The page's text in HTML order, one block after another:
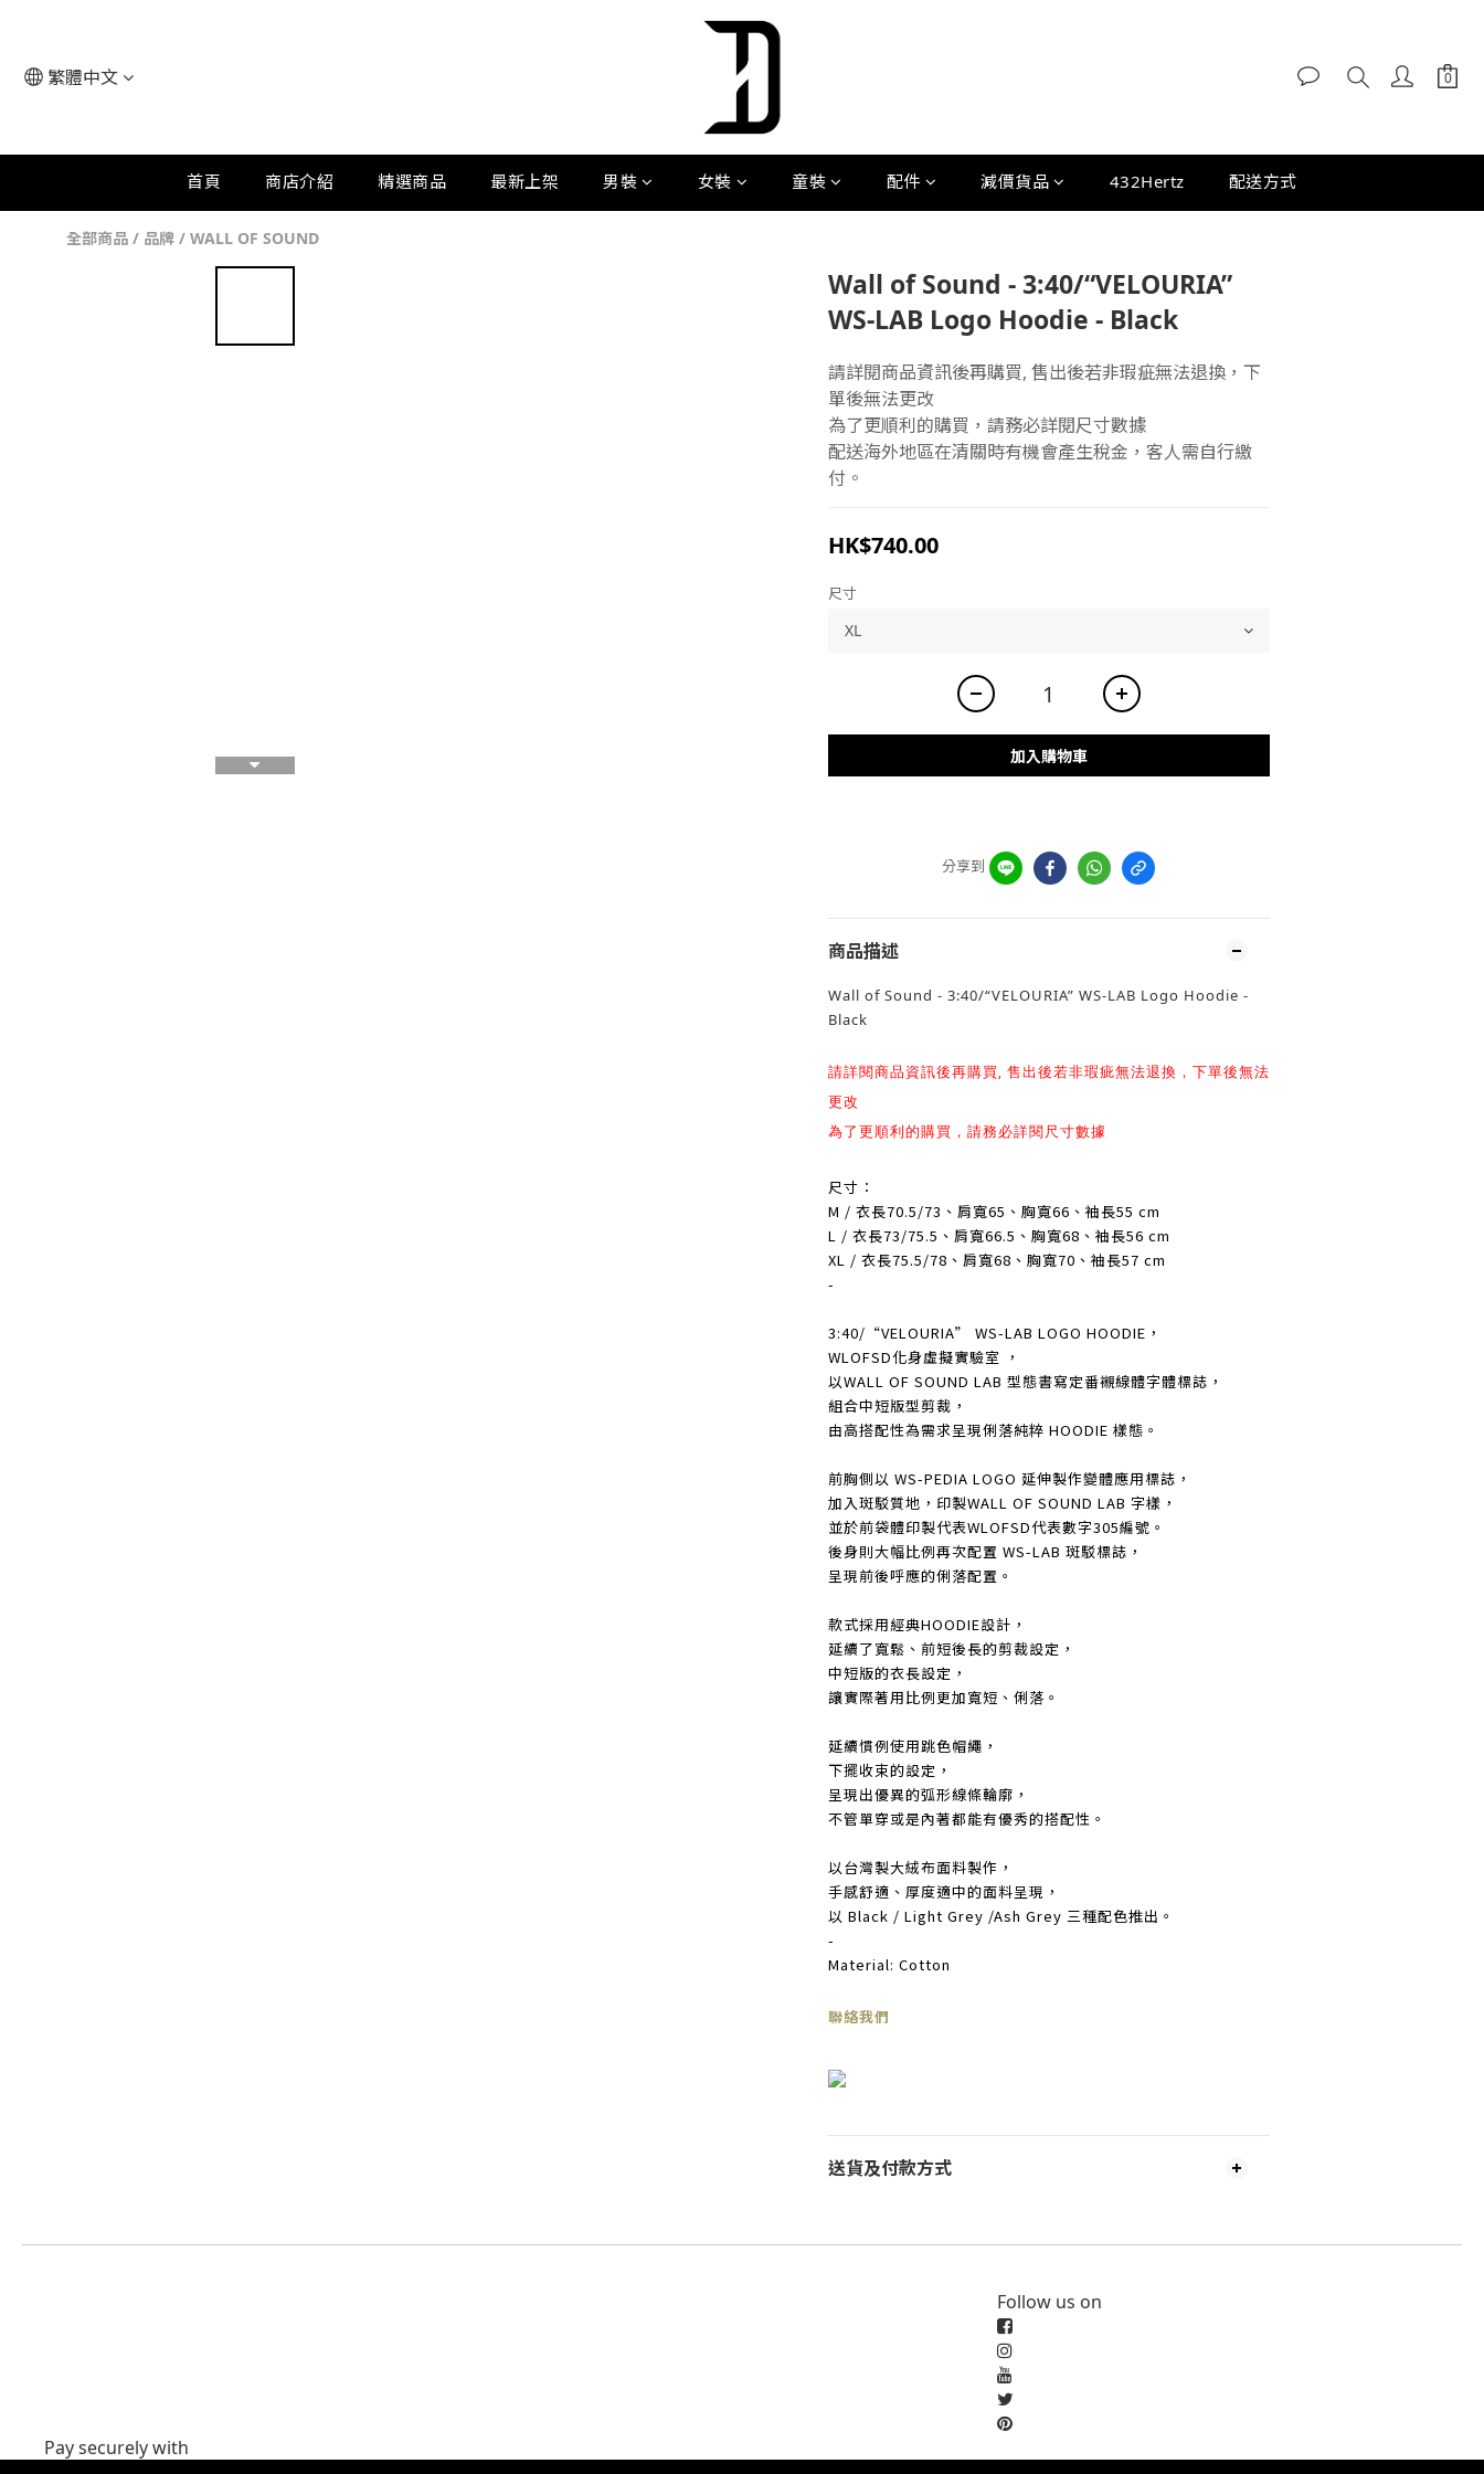
繁體中文
首頁 商店介紹 精選商品 最新上架 男裝 女裝 童裝 配件 減價貨品 432Hertz 配送方式
全部商品 / 品牌 / WALL OF SOUND
Wall of Sound - 3:40/“VELOURIA”
WS-LAB Logo Hoodie - Black
請詳閱商品資訊後再購買, 售出後若非瑕疵無法退換，下
單後無法更改
為了更順利的購買，請務必詳閱尺寸數據
配送海外地區在清關時有機會產生稅金，客人需自行繳
付。
HK$740.00
尺寸
加入購物車
分享到
商品描述
Wall of Sound - 3:40/“VELOURIA” WS-LAB Logo Hoodie -
Black
請詳閱商品資訊後再購買, 售出後若非瑕疵無法退換，下單後無法
更改
為了更順利的購買，請務必詳閱尺寸數據
尺寸：
M / 衣長70.5/73、肩寬65、胸寬66、袖長55 cm
L / 衣長73/75.5、肩寬66.5、胸寬68、袖長56 cm
XL / 衣長75.5/78、肩寬68、胸寬70、袖長57 cm
-
3:40/“VELOURIA” WS-LAB LOGO HOODIE，
WLOFSD化身虛擬實驗室 ，
以WALL OF SOUND LAB 型態書寫定番襯線體字體標誌，
組合中短版型剪裁，
由高搭配性為需求呈現俐落純粹 HOODIE 樣態。
前胸側以 WS-PEDIA LOGO 延伸製作變體應用標誌，
加入斑駁質地，印製WALL OF SOUND LAB 字樣，
並於前袋體印製代表WLOFSD代表數字305編號。
後身則大幅比例再次配置 WS-LAB 斑駁標誌，
呈現前後呼應的俐落配置。
款式採用經典HOODIE設計，
延續了寬鬆、前短後長的剪裁設定，
中短版的衣長設定，
讓實際著用比例更加寬短、俐落。
延續慣例使用跳色帽繩，
下擺收束的設定，
呈現出優異的弧形線條輪廓，
不管單穿或是內著都能有優秀的搭配性。
以台灣製大絨布面料製作，
手感舒適、厚度適中的面料呈現，
以 Black / Light Grey /Ash Grey 三種配色推出。
-
Material: Cotton
聯絡我們
送貨及付款方式
Follow us on
Pay securely with